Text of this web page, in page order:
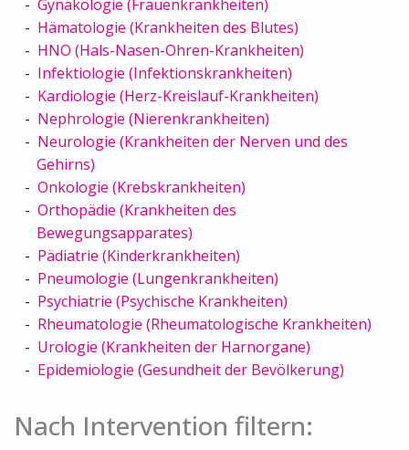
Gynäkologie (Frauenkrankheiten)
Hämatologie (Krankheiten des Blutes)
HNO (Hals-Nasen-Ohren-Krankheiten)
Infektiologie (Infektionskrankheiten)
Kardiologie (Herz-Kreislauf-Krankheiten)
Nephrologie (Nierenkrankheiten)
Neurologie (Krankheiten der Nerven und des
Gehirns)
Onkologie (Krebskrankheiten)
Orthopädie (Krankheiten des
Bewegungsapparates)
Pädiatrie (Kinderkrankheiten)
Pneumologie (Lungenkrankheiten)
Psychiatrie (Psychische Krankheiten)
Rheumatologie (Rheumatologische Krankheiten)
Urologie (Krankheiten der Harnorgane)
Epidemiologie (Gesundheit der Bevölkerung)
Nach Intervention filtern: